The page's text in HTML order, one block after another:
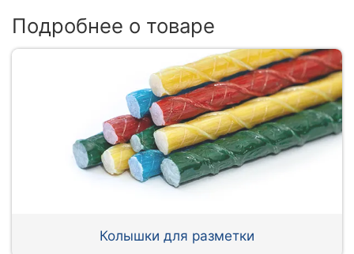
Подробнее о товаре
Колышки для разметки